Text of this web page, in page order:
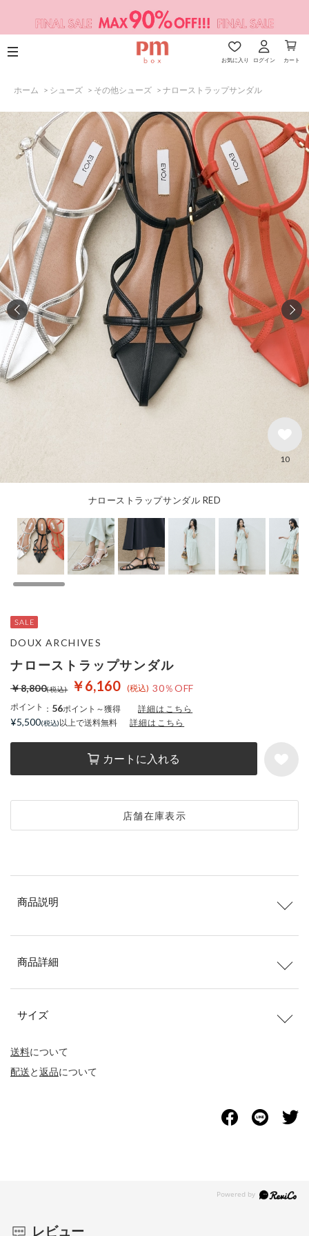
お気に入り ログイン カート
ホーム > シューズ > その他シューズ > ナローストラップサンダル
ナローストラップサンダル RED
10
ナローストラップサンダル
￥6,160 30％OFF
￥8,800
ポイント ： 56ポイント～獲得 詳細はこちら
カートに入れる
店舗在庫表示
DOUX ARCHIVES
¥5,500 以上で送料無料 詳細はこちら
送料について
配送と返品について
商品説明
商品詳細
サイズ
レビュー